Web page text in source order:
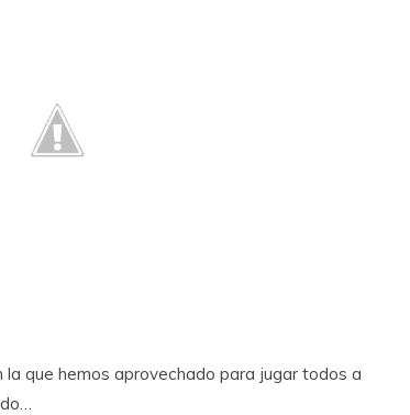
que hemos aprovechado para jugar todos a